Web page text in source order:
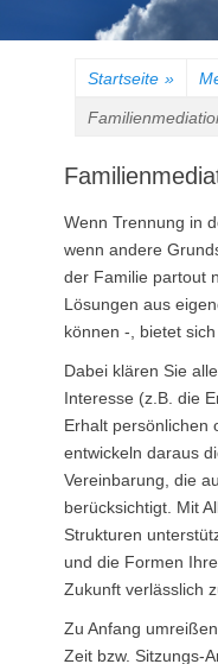
Startseite »
Wenn Trennung in
wenn andere
der Familie partout
Lösungen aus
können -, bietet
Dabei klären Sie
Interesse (z.B. die
Erhalt persönlichen
entwickeln daraus
Vereinbarung, die
berücksichtigt. Mit
Strukturen
und die Formen
Zukunft verlässlich
Zu Anfang
Zeit bzw. Sitzungs-